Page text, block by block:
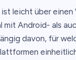
leicht über
mit Android- als
davon, für